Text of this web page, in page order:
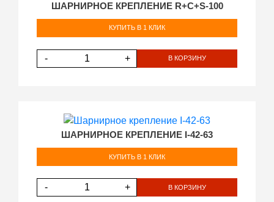
ШАРНИРНОЕ КРЕПЛЕНИЕ R+C+S-100
КУПИТЬ В 1 КЛИК
- + В КОРЗИНУ
ШАРНИРНОЕ КРЕПЛЕНИЕ I-42-63
КУПИТЬ В 1 КЛИК
- + В КОРЗИНУ